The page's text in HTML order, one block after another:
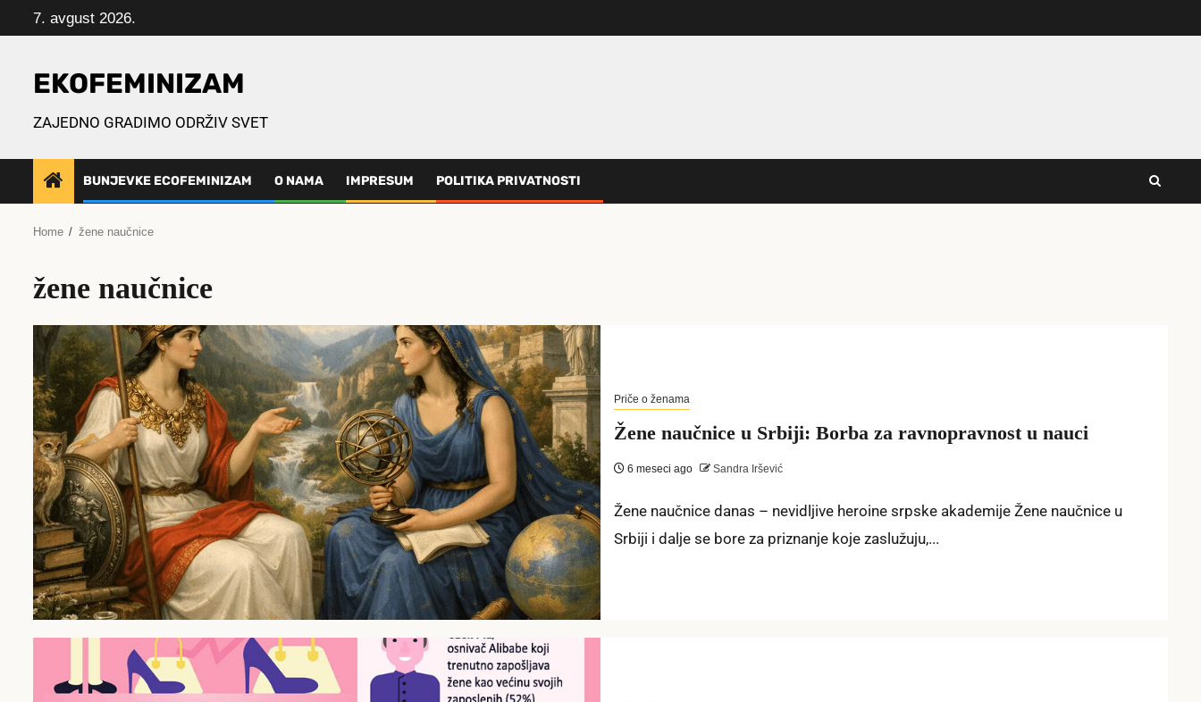
to
7. avgust 2026.
EKOFEMINIZAM
ZAJEDNO GRADIMO ODRŽIV SVET
BUNJEVKE ECOFEMINIZAM O NAMA IMPRESUM POLITIKA PRIVATNOSTI
Home žene naučnice
žene naučnice
Priče o ženama
Žene naučnice u Srbiji: Borba za ravnopravnost u nauci
6 meseci ago Sandra Iršević
Žene naučnice danas – nevidljive heroine srpske akademije Žene naučnice u
Srbiji i dalje se bore za priznanje koje zaslužuju,...